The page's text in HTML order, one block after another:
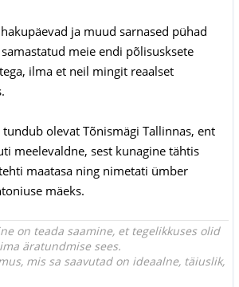
ja muud sarnased pühad
meie endi põlisusksete
ilma et neil mingit reaalset
olevat Tõnismägi Tallinnas, ent
meelevaldne, sest kunagine tähtis
maatasa ning nimetati ümber
mäeks.
on teada saamine, et tegelikkuses olid
äratundmise sees.
mis sa saavutad on ideaalne, täiuslik,